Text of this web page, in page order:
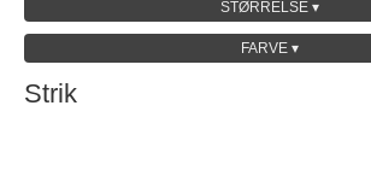
KOLLEKTION
STØRRELSE ▾
FARVE ▾
Strik